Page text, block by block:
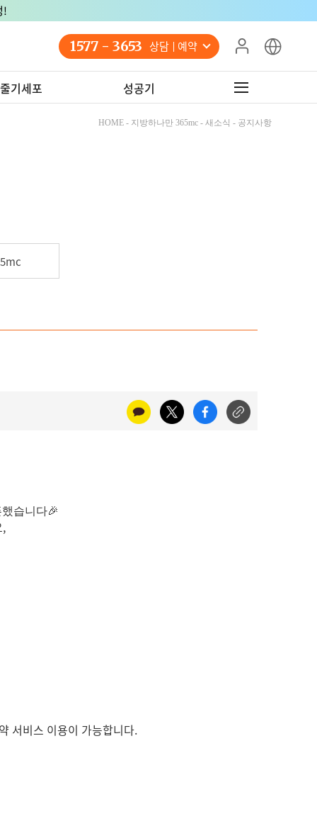
!
1577 - 3653 상담 예약
기세포 성공기
HOME - 지방하나만 365mc - 새소식 - 공지사항
습니다🎉
,
서비스 이용이 가능합니다.